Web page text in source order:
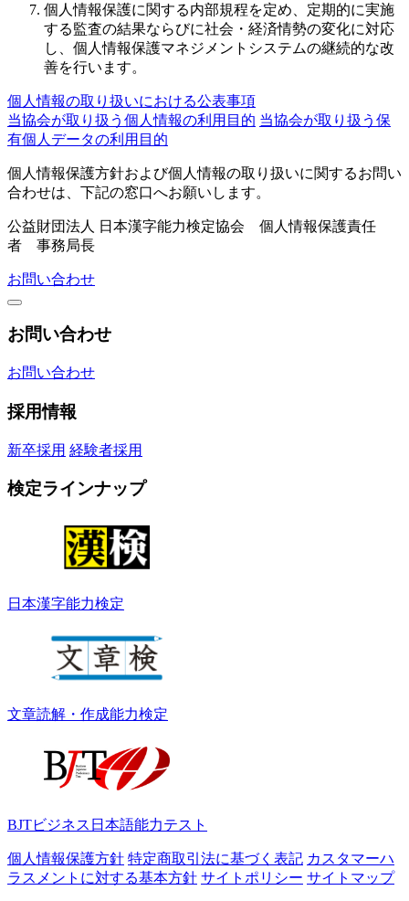
個人情報保護に関する内部規程を定め、定期的に実施
する監査の結果ならびに社会・経済情勢の変化に対応
し、個人情報保護マネジメントシステムの継続的な改
善を行います。
個人情報の取り扱いにおける公表事項
当協会が取り扱う個人情報の利用目的 当協会が取り扱う保
有個人データの利用目的
個人情報保護方針および個人情報の取り扱いに関するお問い
合わせは、下記の窓口へお願いします。
公益財団法人 日本漢字能力検定協会 個人情報保護責任
者 事務局長
お問い合わせ
お問い合わせ
お問い合わせ
採用情報
新卒採用 経験者採用
検定ラインナップ
日本漢字能力検定
文章読解・作成能力検定
BJTビジネス日本語能力テスト
個人情報保護方針 特定商取引法に基づく表記 カスタマーハ
ラスメントに対する基本方針 サイトポリシー サイトマップ